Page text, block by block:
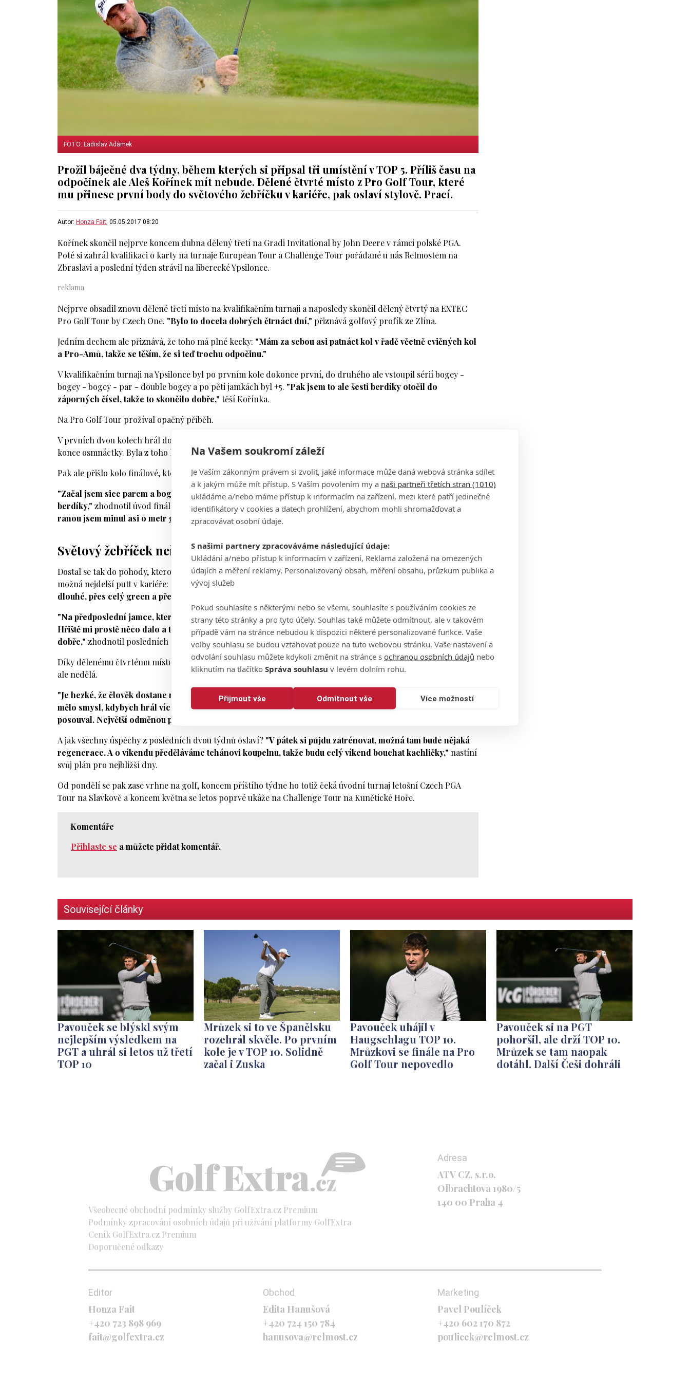
Na Vašem soukromí záleží
Je Vaším zákonným právem si zvolit, jaké informace může daná webová stránka sdílet
a k jakým může mít přístup. S Vaším povolením my a naši partneři třetích stran (1010)
ukládáme a/nebo máme přístup k informacím na zařízení, mezi které patří jedinečné
identifikátory v cookies a datech prohlížení, abychom mohli shromažďovat a
zpracovávat osobní údaje.
S našimi partnery zpracováváme následující údaje:
Ukládání a/nebo přístup k informacím v zařízení, Reklama založená na omezených
údajích a měření reklamy, Personalizovaný obsah, měření obsahu, průzkum publika a
vývoj služeb
Pokud souhlasíte s některými nebo se všemi, souhlasíte s používáním cookies ze
strany této stránky a pro tyto účely. Souhlas také můžete odmítnout, ale v takovém
případě vám na stránce nebudou k dispozici některé personalizované funkce. Vaše
volby souhlasu se budou vztahovat pouze na tuto webovou stránku. Vaše nastavení a
odvolání souhlasu můžete kdykoli změnit na stránce s ochranou osobních údajů nebo
kliknutím na tlačítko Správa souhlasu v levém dolním rohu.
Přijmout vše Odmítnout vše Více možností
FOTO: Ladislav Adámek
Prožil báječné dva týdny, během kterých si připsal tři umístění v TOP 5. Příliš času na
odpočinek ale Aleš Kořínek mít nebude. Dělené čtvrté místo z Pro Golf Tour, které
mu přinese první body do světového žebříčku v kariéře, pak oslaví stylově. Prací.
Autor: Honza Fait, 05.05.2017 08:20
Kořínek skončil nejprve koncem dubna dělený třetí na Gradi Invitational by John Deere v rámci polské PGA.
Poté si zahrál kvalifikaci o karty na turnaje European Tour a Challenge Tour pořádané u nás Relmostem na
Zbraslavi a poslední týden strávil na liberecké Ypsilonce.
Nejprve obsadil znovu dělené třetí místo na kvalifikačním turnaji a naposledy skončil dělený čtvrtý na EXTEC
Pro Golf Tour by Czech One. "Bylo to docela dobrých čtrnáct dní," přiznává golfový profík ze Zlína.
Jedním dechem ale přiznává, že toho má plné kecky: "Mám za sebou asi patnáct kol v řadě včetně cvičných kol
a Pro-Amů, takže se těším, že si teď trochu odpočinu."
V kvalifikačním turnaji na Ypsilonce byl po prvním kole dokonce první, do druhého ale vstoupil sérií bogey -
bogey - bogey - par - double bogey a po pěti jamkách byl +5. "Pak jsem to ale šesti berdíky otočil do
záporných čísel, takže to skončilo dobře," těší Kořínka.
Na Pro Golf Tour prožíval opačný příběh.
V prvních dvou kolech hrál dobře, ale nedařilo se mu dostat výrazně pod par, nebo se pod ním udržet až do
konce osmnáctky. Byla z toho kola za 72 a 71 ran, což nenasvědčovalo ničemu velkému.
Pak ale přišlo kolo finálové, které Kořínka katapultovalo vzhůru.
"Začal jsem sice parem a bogey, ale poté hned přišlo birdie, začal jsem hrát dobré rány a přidával další
berdíky," zhodnotil úvod finálové rundy, když klíčový moment přišel v polovině kola na osmnáctce:"Druhou
ranou jsem minul asi o metr green, ale byl jsem pod jamkou a proměnil osmimetrový chip do eaglu."
Světový žebříček neřeší
Dostal se tak do pohody, kterou dokumentoval dalším birdie na trojce, kde proměnil podle vlastních slov dost
možná nejdelší putt v kariéře:
"Říkal jsem si, že jsem takový putt snad nikdy nedal ani na puttingu. Bylo to fakt
dlouhé, přes celý green a přes vlnu."
"Na předposlední jamce, kterou pro mě byla osmička, jsem ale zase nedal z 30 centimetrů putt do paru.
Hřiště mi prostě něco dalo a také něco vzalo. Musím však říci, že na Ypsilonce jsem hrál všechna kola
dobře," zhodnotil posledních sedm dní.
Díky dělenému čtvrtému místu si pak připíše své první body do světového žebříčku v kariéře. Velkou vědu z toho
ale nedělá.
"Je hezké, že člověk dostane nějakou tu desetinku a pohne se z posledního místa. Na druhou stranu by to
mělo smysl, kdybych hrál více turnajů, kde se o světové body hraje, pravidelně je získával a nějak se
posouval. Největší odměnou pro mě je, že jsem hrál dobře,"
A jak všechny úspěchy z posledních dvou týdnů oslaví? "V pátek si půjdu zatrénovat, možná tam bude nějaká
regenerace. A o víkendu předěláváme tchánovi koupelnu, takže budu celý víkend bouchat kachličky," nastíní
svůj plán pro nejbližší dny.
Od pondělí se pak zase vrhne na golf, koncem příštího týdne ho totiž čeká úvodní turnaj letošní Czech PGA
Tour na Slavkově a koncem května se letos poprvé ukáže na Challenge Tour na Kunětické Hoře.
Komentáře
Přihlaste se a můžete přidat komentář.
Související články
Pavouček se blýskl svým
nejlepším výsledkem na
PGT a uhrál si letos už třetí
TOP 10
Mrůzek si to ve Španělsku
rozehrál skvěle. Po prvním
kole je v TOP 10. Solidně
začal i Zuska
Pavouček uhájil v
Haugschlagu TOP 10.
Mrůzkovi se finále na Pro
Golf Tour nepovedlo
Pavouček si na PGT
pohoršil, ale drží TOP 10.
Mrůzek se tam naopak
dotáhl. Další Češi dohráli
Všeobecné obchodní podmínky služby GolfExtra.cz Premium
Podmínky zpracování osobních údajů při užívání platformy GolfExtra
Ceník GolfExtra.cz Premium
Doporučené odkazy
Adresa
ATV CZ, s.r.o.
Olbrachtova 1980/5
140 00 Praha 4
Editor
Honza Fait
+420 723 898 969
fait@golfextra.cz
Obchod
Edita Hanušová
+420 724 150 784
hanusova@relmost.cz
Marketing
Pavel Poulíček
+420 602 170 872
poulicek@relmost.cz